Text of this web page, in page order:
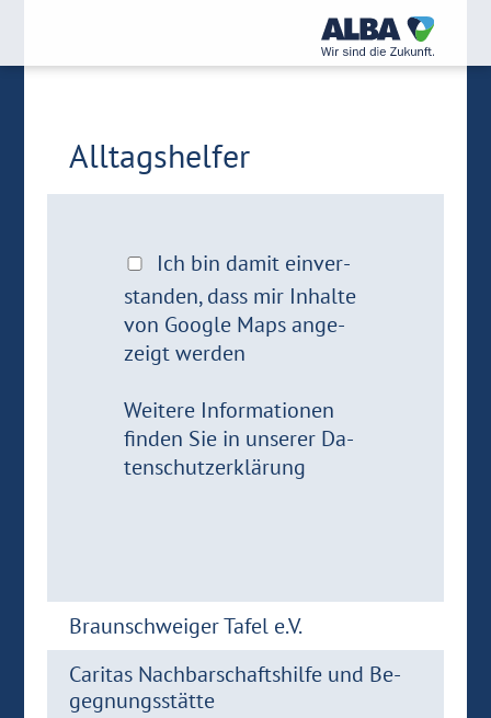
All­tags­hel­fer
Ich bin damit ein­ver­
stan­den, dass mir In­hal­te
von Goog­le Maps an­ge­
zeigt wer­den
Wei­te­re In­for­ma­tio­nen
fin­den Sie in un­se­rer Da­
ten­schutz­er­klä­rung
Braun­schwei­ger Tafel e.V.
Ca­ri­tas Nach­bar­schafts­hil­fe und Be­
geg­nungs­stät­te